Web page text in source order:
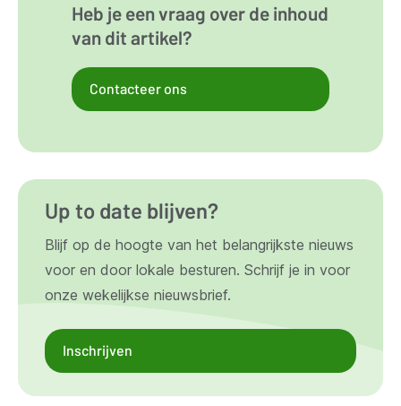
Heb je een vraag over de inhoud
van dit artikel?
Contacteer ons
Up to date blijven?
Blijf op de hoogte van het belangrijkste nieuws
voor en door lokale besturen. Schrijf je in voor
onze wekelijkse nieuwsbrief.
Inschrijven